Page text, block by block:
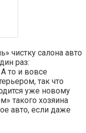
чистку салона авто
раз:
то и вовсе
так что
уже новому
такого хозяина
авто, если даже